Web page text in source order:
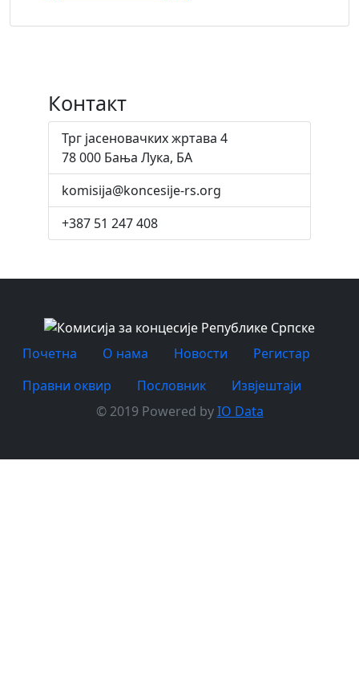
Контакт
Трг јасеновачких жртава 4
78 000 Бања Лука, БА
komisija@koncesije-rs.org
+387 51 247 408
Почетна O нама Новости
Регистар
Правни оквир
Пословник
Извјештаји
© 2019 Powered byIO Data